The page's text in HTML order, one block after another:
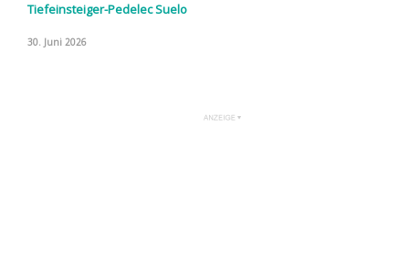
Tiefeinsteiger-Pedelec Suelo
30. Juni 2026